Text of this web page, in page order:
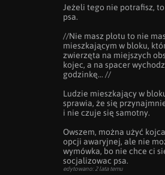
Jeżeli tego nie potrafisz,
psa.
//Nie masz płotu to nie
mieszkającym w bloku,
zwierzęta na miejszych
kojec, a na spacer
godzinkę... //
Ludzie mieszkający w
sprawia, że się
i nie czuje się samotny.
Owszem, można użyć
opcji awaryjnej, ale nie
wymówka, bo nie chce ci
socjalizowac psa.
edytowano: 2 lata temu